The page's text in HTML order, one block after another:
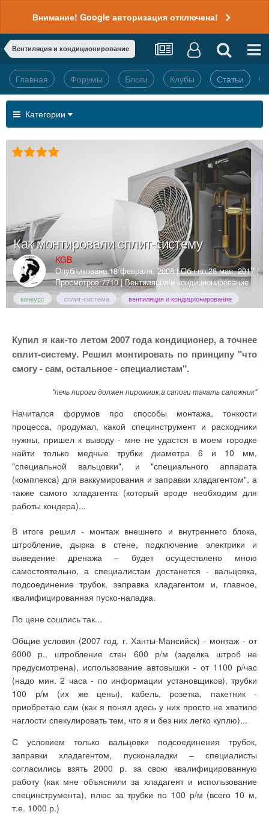
Внимание! Google авторизация отключена!
Вентиляция и кондиционирование
Главная Форумы Блоги Клубы Статьи
Категории
Как монтировали сплит-систему
KGB
Опубликовано:18 февраля, 2008| Обн-но:28 мая, 2017 |
Просмотров:7710 | Вентиляция и кондиционирование
конкурс сплит-система вентиляция и кондиционирование
Купил я как-то летом 2007 года кондиционер, а точнее
сплит-систему. Решил монтировать по принципу "что
смогу - сам, остальное - специалистам".
"печь пироги должен пирожник,а сапоги тачать сапожник"
Начитался форумов про способы монтажа, тонкости
процесса, продумал, какой специнструмент и расходники
нужны, пришел к выводу - мне не удастся в моем городке
найти только медные трубки диаметра 6 и 10 мм,
"специальной вальцовки", и "специального аппарата
(комплекса) для ваккумирования и заправки хладагентом", а
также самого хладагента (который вроде необходим для
работы кондера)...
В итоге решил - монтаж внешнего и внутреннего блока,
штробление, дырка в стене, подключение электрики и
выведение дренажа – будет осуществлено мною
самостоятельно, а специалистам достанется - вальцовка,
подсоединение трубок, заправка хладагентом и, главное,
квалифицированная пуско-наладка.
По цене сошлись так...
Общие условия (2007 год, г. Ханты-Мансийск) - монтаж - от
6000 р., штробление стен 600 р/м (заделка штроб не
предусмотрена), использование автовышки - от 1100 р/час
(надо мин. 2 часа - по информации установщиков), трубки
100 р/м (их же цены), кабель, розетка, пакетник -
приобретаю сам (как я понял здесь у них просто не хватило
наглости спекулировать тем, что я и без них легко куплю)...
С условием только вальцовки подсоединения трубок,
заправки хладагентом, пусконаладки – специалисты
согласились взять 2000 р. за свою квалифицированную
работу (как мне объяснили за хладагент и использование
специнструмента), плюс за трубки по 100 р/м (всего 10 м,
т.е. 1000 р.)